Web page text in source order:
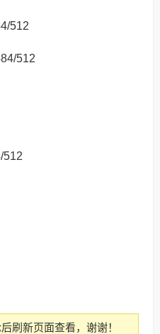
512
512
512
刷新页面查看，谢谢！